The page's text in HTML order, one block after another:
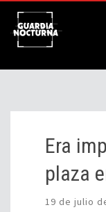
Era
plaza
19 de julio